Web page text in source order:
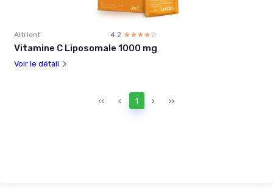
Altrient 4.2 ☆☆☆☆☆
★★★★★
Vitamine C Liposomale 1000 mg
Voir le détail
‹‹ ‹ 1 › ››